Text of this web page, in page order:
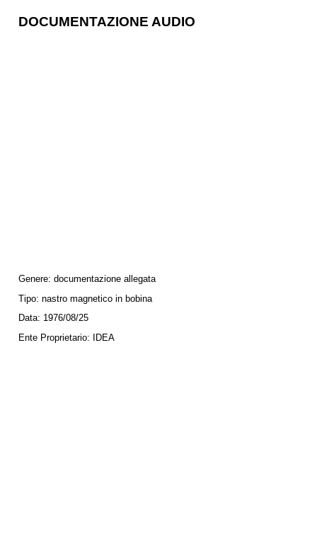
DOCUMENTAZIONE AUDIO
Genere: documentazione allegata
Tipo: nastro magnetico in bobina
Data: 1976/08/25
Ente Proprietario:
IDEA